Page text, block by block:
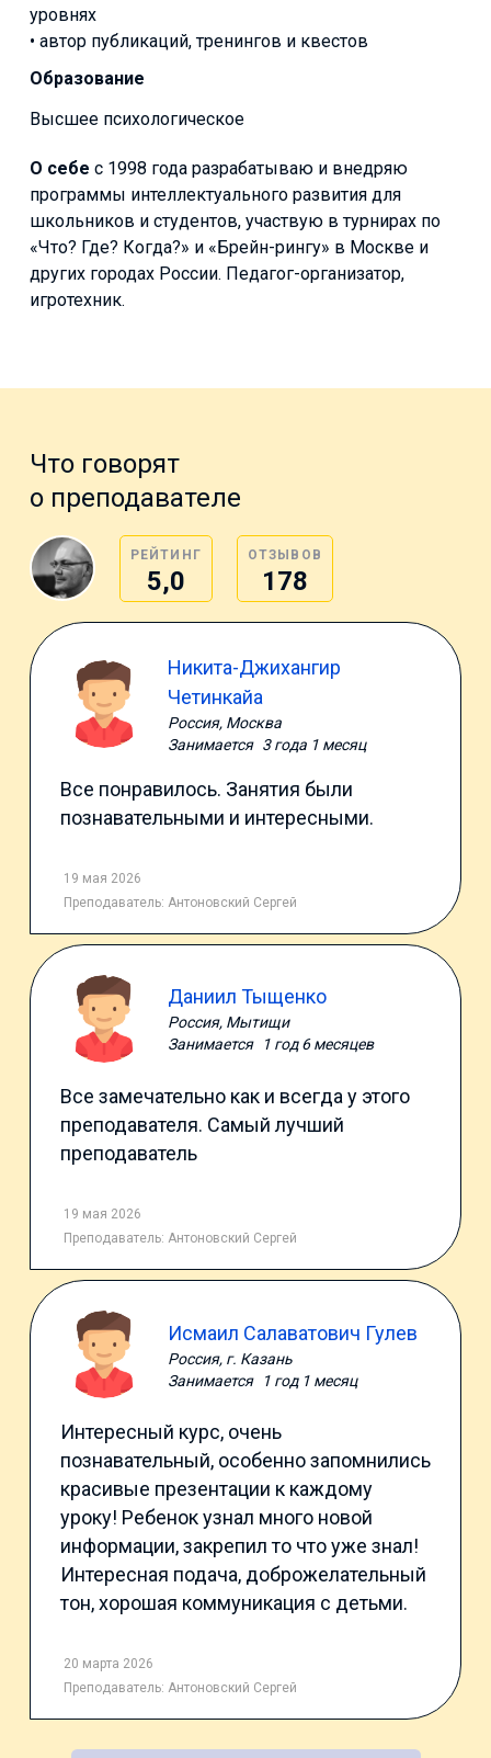
уровнях
• автор публикаций, тренингов и квестов
Образование
Высшее психологическое
О себе с 1998 года разрабатываю и внедряю
программы интеллектуального развития для
школьников и студентов, участвую в турнирах по
«Что? Где? Когда?» и «Брейн-рингу» в Москве и
других городах России. Педагог-организатор,
игротехник.
Что говорят
о преподавателе
РЕЙТИНГ
5,0
ОТЗЫВОВ
178
Никита-Джихангир
Четинкайа
Россия, Москва
Занимается 3 года 1 месяц
Все понравилось. Занятия были
познавательными и интересными.
19 мая 2026
Преподаватель: Антоновский Сергей
Даниил Тыщенко
Россия, Мытищи
Занимается
1 год 6 месяцев
Все замечательно как и всегда у этого
преподавателя. Самый лучший
преподаватель
19 мая 2026
Преподаватель: Антоновский Сергей
Исмаил Салаватович Гулев
Россия, г. Казань
Занимается
1 год 1 месяц
Интересный курс, очень
познавательный, особенно запомнились
красивые презентации к каждому
уроку! Ребенок узнал много новой
информации, закрепил то что уже знал!
Интересная подача, доброжелательный
тон, хорошая коммуникация с детьми.
20 марта 2026
Преподаватель: Антоновский Сергей